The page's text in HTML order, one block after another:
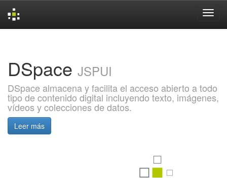
DSpace JSPUI
DSpace almacena y facilita el acceso abierto a todo
tipo de contenido digital incluyendo texto, imágenes,
vídeos y colecciones de datos.
Leer más